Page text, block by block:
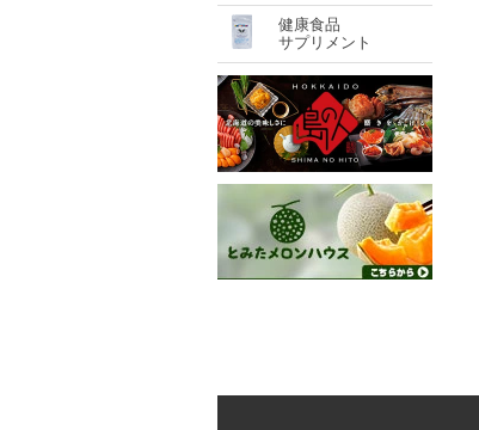
健康食品
サプリメント